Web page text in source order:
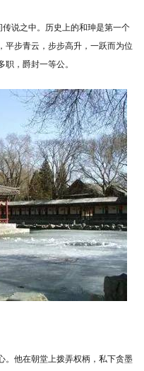
传说之中。历史上的和珅是第一个
平步青云，步步高升，一跃而为位
，爵封一等公。
。他在朝堂上拨弄权柄，私下贪墨